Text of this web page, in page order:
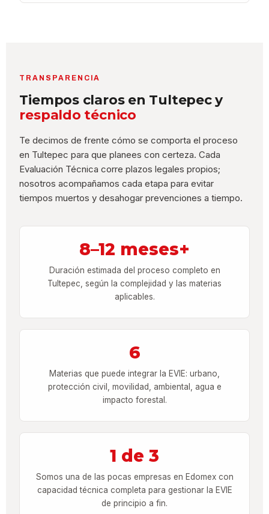
TRANSPARENCIA
Tiempos claros en Tultepec y
respaldo técnico
Te decimos de frente cómo se comporta el proceso
en Tultepec para que planees con certeza. Cada
Evaluación Técnica corre plazos legales propios;
nosotros acompañamos cada etapa para evitar
tiempos muertos y desahogar prevenciones a tiempo.
8–12 meses+
Duración estimada del proceso completo en
Tultepec, según la complejidad y las materias
aplicables.
6
Materias que puede integrar la EVIE: urbano,
protección civil, movilidad, ambiental, agua e
impacto forestal.
1 de 3
Somos una de las pocas empresas en Edomex con
capacidad técnica completa para gestionar la EVIE
de principio a fin.